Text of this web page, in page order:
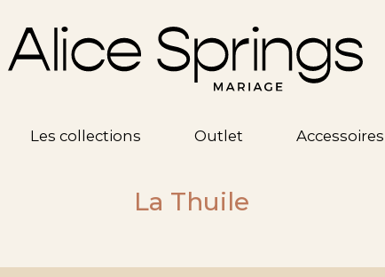
Les collections Outlet Accessoires
La Thuile